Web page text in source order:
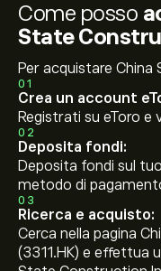
Come posso
State
Per acquistare
01
Crea un account
Registrati su eToro
02
Deposita fondi:
Deposita fondi sul
metodo di
03
Ricerca e acquisto:
Cerca nella pagina
(3311.HK) e effettua